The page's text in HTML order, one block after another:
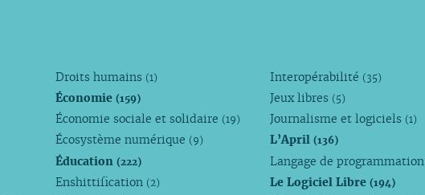
Droits humains (1)
Économie(159)
Économie sociale et solidaire (19)
Écosystème numérique (9)
Éducation(222)
Enshittification (2)
Interopérabilité (35)
Jeux libres (5)
Journalisme et logiciels (1)
L’April(136)
Langage de programmation
Le Logiciel Libre(194)